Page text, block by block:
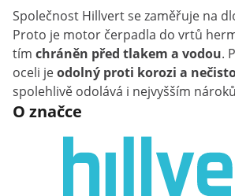
Společnost Hillvert se zaměřuje na
Proto je motor čerpadla do vrtů
tím chráněn před tlakem a vodou.
oceli jeodolný proti korozi a
spolehlivě odolává i nejvyšším
O značce